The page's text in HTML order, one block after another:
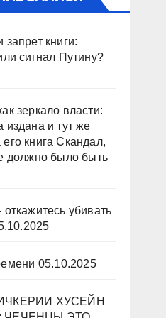
запрет книги:
сигнал Путину?
зеркало власти:
издана и тут же
книга Скандал,
должно было быть
откажитесь убивать
05.10.2025
ХУСЕЙН